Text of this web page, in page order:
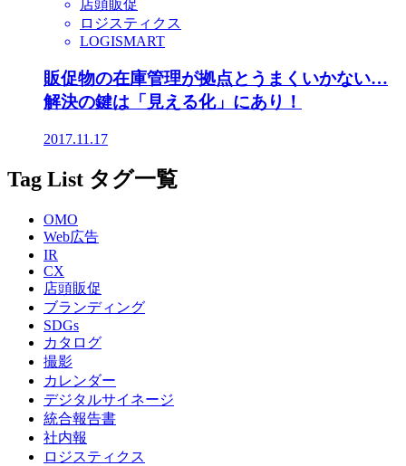
店頭販促
ロジスティクス
LOGISMART
販促物の在庫管理が拠点とうまくいかない…
解決の鍵は「見える化」にあり！
2017.11.17
Tag List タグ一覧
OMO
Web広告
IR
CX
店頭販促
ブランディング
SDGs
カタログ
撮影
カレンダー
デジタルサイネージ
統合報告書
社内報
ロジスティクス